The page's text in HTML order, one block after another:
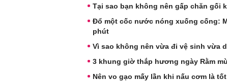
Tại sao bạn không nên gấp chăn gối
Đổ một cốc nước nóng xuống cống:
phút
Vì sao không nên vừa đi vệ sinh vừa
3 khung giờ thắp hương ngày Rằm
Nên vo gạo mấy lần khi nấu cơm là